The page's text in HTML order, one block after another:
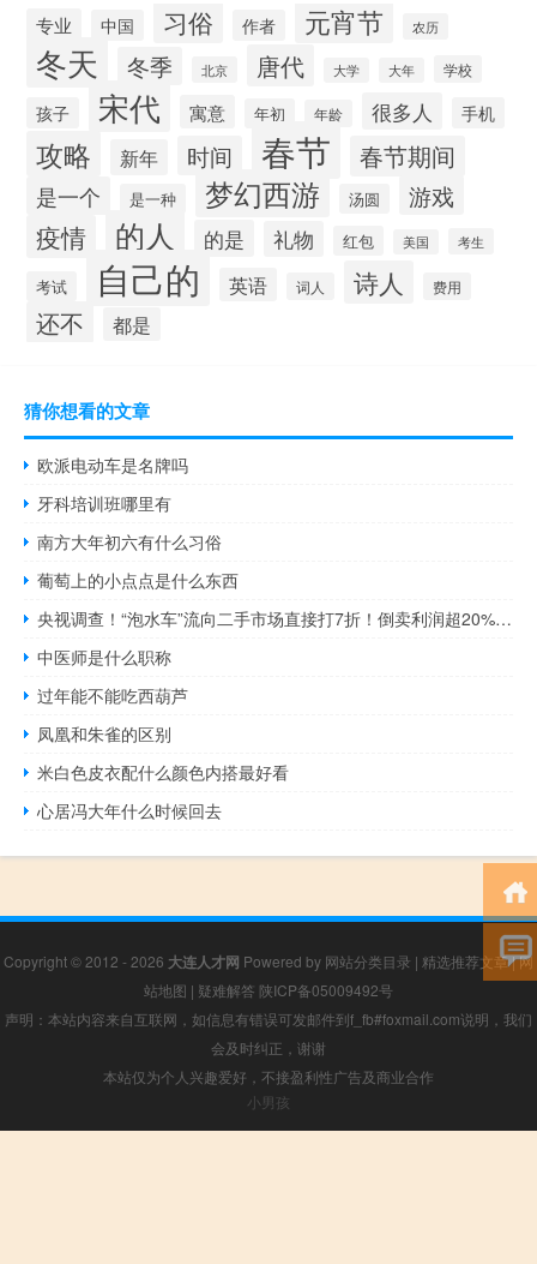
专业 中国 习俗 作者 元宵节 农历
冬天 冬季 北京 唐代 大学 大年 学校
孩子 宋代 寓意 年初 年龄 很多人 手机
攻略 新年 时间 春节 春节期间
是一个 是一种 梦幻西游 汤圆 游戏
疫情 的人 的是 礼物 红包 美国 考生
考试 自己的 英语 词人 诗人 费用
还不 都是
猜你想看的文章
欧派电动车是名牌吗
牙科培训班哪里有
南方大年初六有什么习俗
葡萄上的小点点是什么东西
央视调查！“泡水车”流向二手市场直接打7折！倒卖利润超20%！严重或自燃→ 到底什么情况呢
中医师是什么职称
过年能不能吃西葫芦
凤凰和朱雀的区别
米白色皮衣配什么颜色内搭最好看
心居冯大年什么时候回去
Copyright © 2012 - 2026 大连人才网 Powered by 网站分类目录 | 精选推荐文章|网
站地图 | 疑难解答 陕ICP备05009492号
声明：本站内容来自互联网，如信息有错误可发邮件到f_fb#foxmail.com说明，我们
会及时纠正，谢谢
本站仅为个人兴趣爱好，不接盈利性广告及商业合作
小男孩